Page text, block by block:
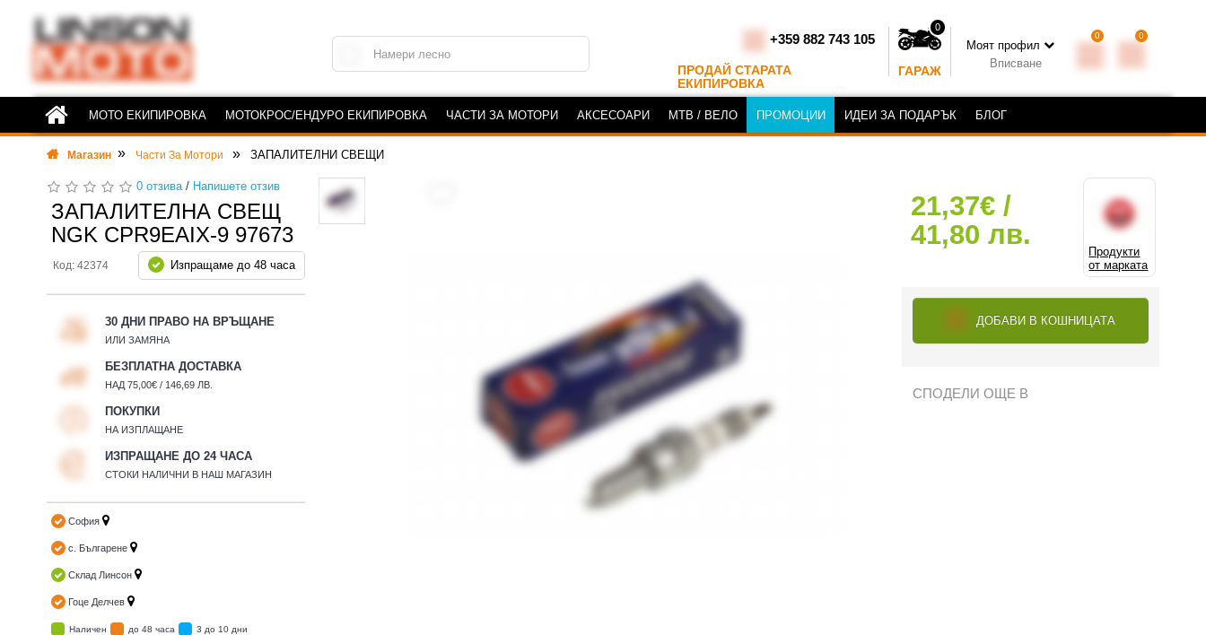
+359 882 743 105
ПРОДАЙ СТАРАТА
ЕКИПИРОВКА
0
ГАРАЖ
Моят профил
Вписване
0 0
МОТО ЕКИПИРОВКА МОТОКРОС/ЕНДУРО ЕКИПИРОВКА ЧАСТИ ЗА МОТОРИ АКСЕСОАРИ MTB / ВЕЛО ПРОМОЦИИ ИДЕИ ЗА ПОДАРЪК БЛОГ
Магазин Части За Мотори ЗАПАЛИТЕЛНИ СВЕЩИ
0 отзива/ Напишете отзив
ЗАПАЛИТЕЛНА СВЕЩ
NGK CPR9EAIX-9 97673
Код: 42374 Изпращаме до 48 часа
30 ДНИ ПРАВО НА ВРЪЩАНЕ
ИЛИ ЗАМЯНА
БЕЗПЛАТНА ДОСТАВКА
НАД 75,00€ / 146,69 ЛВ.
ПОКУПКИ
НА ИЗПЛАЩАНЕ
ИЗПРАЩАНЕ ДО 24 ЧАСА
СТОКИ НАЛИЧНИ В НАШ МАГАЗИН
София
с. Българене
Склад Линсон
Гоце Делчев
Наличен до 48 часа 3 до 10 дни
Продукти
от марката
21,37€ /
41,80 лв.
ДОБАВИ В КОШНИЦАТА
СПОДЕЛИ ОЩЕ В